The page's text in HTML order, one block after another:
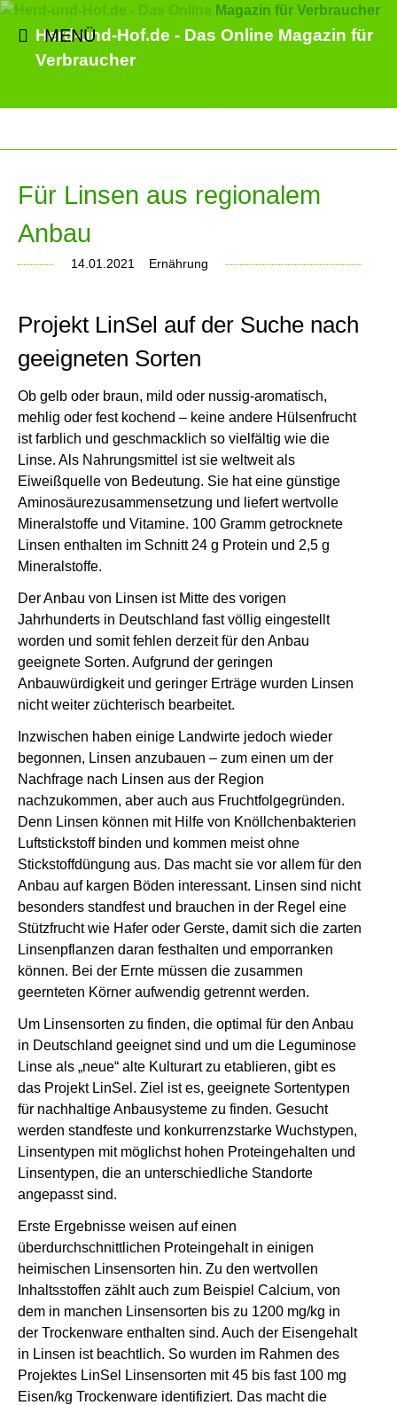
Herd-und-Hof.de - Das Online Magazin für
Verbraucher
MENÜ
Für Linsen aus regionalem
Anbau
14.01.2021 Ernährung
Projekt LinSel auf der Suche nach
geeigneten Sorten
Ob gelb oder braun, mild oder nussig-aromatisch,
mehlig oder fest kochend – keine andere Hülsenfrucht
ist farblich und geschmacklich so vielfältig wie die
Linse. Als Nahrungsmittel ist sie weltweit als
Eiweißquelle von Bedeutung. Sie hat eine günstige
Aminosäurezusammensetzung und liefert wertvolle
Mineralstoffe und Vitamine. 100 Gramm getrocknete
Linsen enthalten im Schnitt 24 g Protein und 2,5 g
Mineralstoffe.
Der Anbau von Linsen ist Mitte des vorigen
Jahrhunderts in Deutschland fast völlig eingestellt
worden und somit fehlen derzeit für den Anbau
geeignete Sorten. Aufgrund der geringen
Anbauwürdigkeit und geringer Erträge wurden Linsen
nicht weiter züchterisch bearbeitet.
Inzwischen haben einige Landwirte jedoch wieder
begonnen, Linsen anzubauen – zum einen um der
Nachfrage nach Linsen aus der Region
nachzukommen, aber auch aus Fruchtfolgegründen.
Denn Linsen können mit Hilfe von Knöllchenbakterien
Luftstickstoff binden und kommen meist ohne
Stickstoffdüngung aus. Das macht sie vor allem für den
Anbau auf kargen Böden interessant. Linsen sind nicht
besonders standfest und brauchen in der Regel eine
Stützfrucht wie Hafer oder Gerste, damit sich die zarten
Linsenpflanzen daran festhalten und emporranken
können. Bei der Ernte müssen die zusammen
geernteten Körner aufwendig getrennt werden.
Um Linsensorten zu finden, die optimal für den Anbau
in Deutschland geeignet sind und um die Leguminose
Linse als „neue“ alte Kulturart zu etablieren, gibt es
das Projekt LinSel. Ziel ist es, geeignete Sortentypen
für nachhaltige Anbausysteme zu finden. Gesucht
werden standfeste und konkurrenzstarke Wuchstypen,
Linsentypen mit möglichst hohen Proteingehalten und
Linsentypen, die an unterschiedliche Standorte
angepasst sind.
Erste Ergebnisse weisen auf einen
überdurchschnittlichen Proteingehalt in einigen
heimischen Linsensorten hin. Zu den wertvollen
Inhaltsstoffen zählt auch zum Beispiel Calcium, von
dem in manchen Linsensorten bis zu 1200 mg/kg in
der Trockenware enthalten sind. Auch der Eisengehalt
in Linsen ist beachtlich. So wurden im Rahmen des
Projektes LinSel Linsensorten mit 45 bis fast 100 mg
Eisen/kg Trockenware identifiziert. Das macht die